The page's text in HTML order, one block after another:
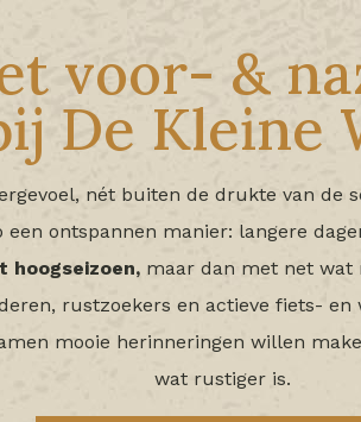
voor- &
De Kleine
nét buiten de drukte van de
een ontspannen manier: langere
hoogseizoen, maar dan met net wat
rustzoekers en actieve fiets-
mooie herinneringen willen
wat rustiger is.